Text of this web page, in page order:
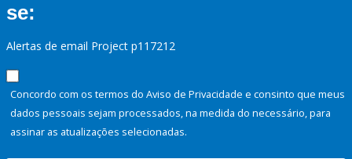
se:
Alertas de email Project p117212
Concordo com os termos do Aviso de Privacidade e consinto que meus
dados pessoais sejam processados, na medida do necessário, para
assinar as atualizações selecionadas.